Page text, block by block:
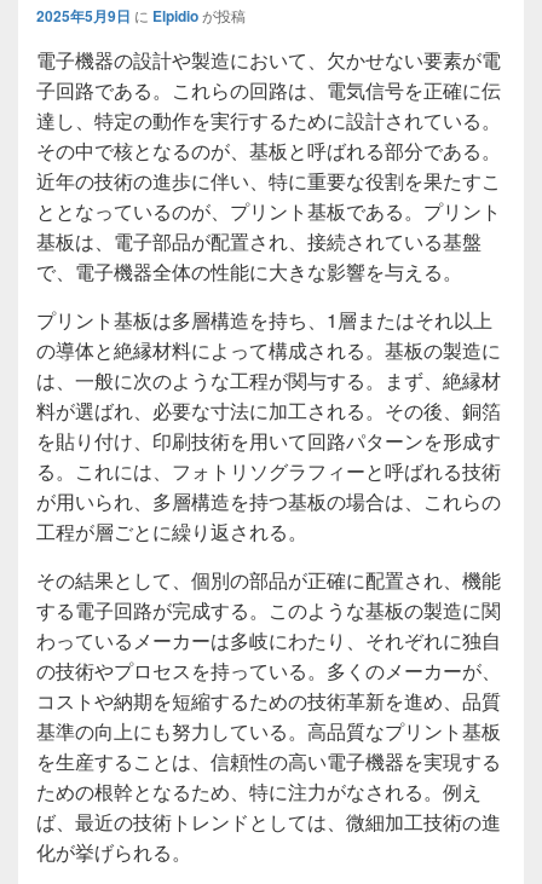
2025年5月9日 に Elpidioが投稿
電子機器の設計や製造において、欠かせない要素が電
子回路である。 これらの回路は、電気信号を正確に伝
達し、特定の動作を実行するために設計されている。
その中で核となるのが、基板と呼ばれる部分である。
近年の技術の進歩に伴い、特に重要な役割を果たすこ
ととなっているのが、プリント基板である。プリント
基板は、電子部品が配置され、接続されている基盤
で、電子機器全体の性能に大きな影響を与える。
プリント基板は多層構造を持ち、1層またはそれ以上
の導体と絶縁材料によって構成される。基板の製造に
は、一般に次のような工程が関与する。まず、絶縁材
料が選ばれ、必要な寸法に加工される。その後、銅箔
を貼り付け、印刷技術を用いて回路パターンを形成す
る。これには、フォトリソグラフィーと呼ばれる技術
が用いられ、多層構造を持つ基板の場合は、これらの
工程が層ごとに繰り返される。
その結果として、個別の部品が正確に配置され、機能
する電子回路が完成する。このような基板の製造に関
わっているメーカーは多岐にわたり、それぞれに独自
の技術やプロセスを持っている。多くのメーカーが、
コストや納期を短縮するための技術革新を進め、品質
基準の向上にも努力している。高品質なプリント基板
を生産することは、信頼性の高い電子機器を実現する
ための根幹となるため、特に注力がなされる。例え
ば、最近の技術トレンドとしては、微細加工技術の進
化が挙げられる。